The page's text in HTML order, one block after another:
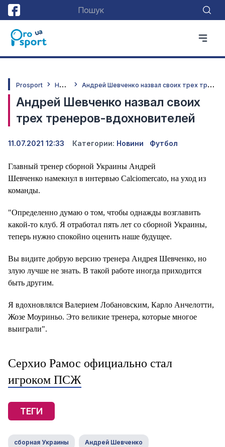
Prosport Н
овини А
ндрей Шевченко назвал своих трех тренеров-вдохновителей
Андрей Шевченко назвал своих
трех тренеров-вдохновителей
11.07.2021 12:33 Категории: Новини Футбол
Главный тренер сборной Украины Андрей
Шевченко намекнул в интервью Calciomercato, на уход из
команды.
"Определенно думаю о том, чтобы однажды возглавить
какой-то клуб. Я отработал пять лет со сборной Украины,
теперь нужно спокойно оценить наше будущее.
Вы видите добрую версию тренера Андрея Шевченко, но
злую лучше не знать. В такой работе иногда приходится
быть другим.
Я вдохновлялся Валерием Лобановским, Карло Анчелотти,
Жозе Моуриньо. Это великие тренера, которые многое
выиграли".
Серхио Рамос официально стал
игроком ПСЖ
ТЕГИ
сборная Украины Андрей Шевченко